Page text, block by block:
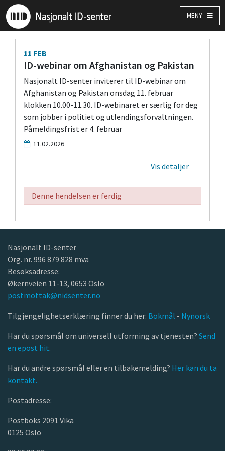
MENY
11 FEB
ID-webinar om Afghanistan og Pakistan
Nasjonalt ID-senter inviterer til ID-webinar om
Afghanistan og Pakistan onsdag 11. februar
klokken 10.00-11.30. ID-webinaret er særlig for deg
som jobber i politiet og utlendingsforvaltningen.
Påmeldingsfrist er 4. februar
11.02.2026
Vis detaljer
Denne hendelsen er ferdig
Nasjonalt ID-senter
Org. nr. 996 879 828 mva
Besøksadresse:
Økernveien 11-13, 0653 Oslo
postmottak@nidsenter.no
Tilgjengelighetserklæring finner du her: Bokmål - Nynorsk
Har du spørsmål om universell utforming av tjenesten? Send
en epost hit.
Har du andre spørsmål eller en tilbakemelding? Her kan du ta
kontakt.
Postadresse:
Postboks 2091 Vika
0125 Oslo